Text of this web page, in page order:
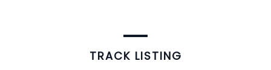
TRACK LISTING